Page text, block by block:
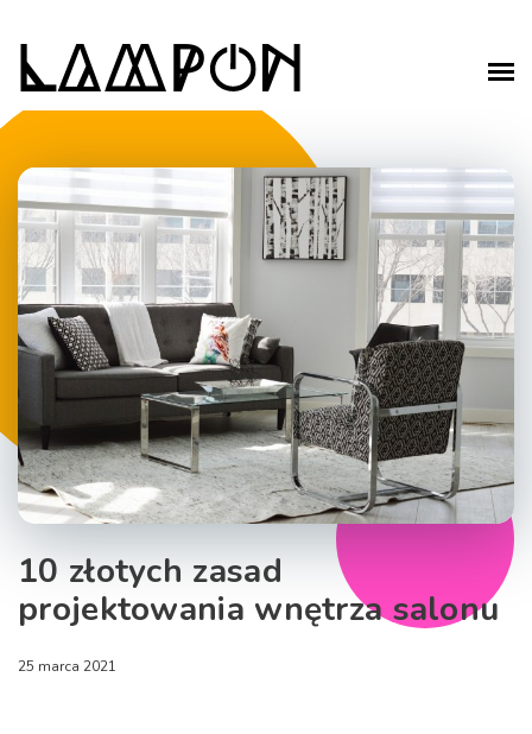
10 złotych zasad
projektowania wnętrza salonu
25 marca 2021